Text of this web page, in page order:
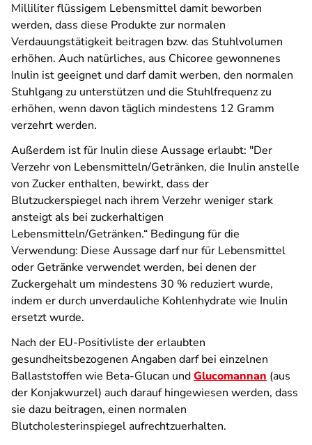
Milliliter flüssigem Lebensmittel damit beworben
werden, dass diese Produkte zur normalen
Verdauungstätigkeit beitragen bzw. das Stuhlvolumen
erhöhen. Auch natürliches, aus Chicoree gewonnenes
Inulin ist geeignet und darf damit werben, den normalen
Stuhlgang zu unterstützen und die Stuhlfrequenz zu
erhöhen, wenn davon täglich mindestens 12 Gramm
verzehrt werden.
Außerdem ist für Inulin diese Aussage erlaubt: "Der
Verzehr von Lebensmitteln/Getränken, die Inulin anstelle
von Zucker enthalten, bewirkt, dass der
Blutzuckerspiegel nach ihrem Verzehr weniger stark
ansteigt als bei zuckerhaltigen
Lebensmitteln/Getränken.“ Bedingung für die
Verwendung: Diese Aussage darf nur für Lebensmittel
oder Getränke verwendet werden, bei denen der
Zuckergehalt um mindestens 30 % reduziert wurde,
indem er durch unverdauliche Kohlenhydrate wie Inulin
ersetzt wurde.
Nach der EU-Positivliste der erlaubten
gesundheitsbezogenen Angaben darf bei einzelnen
Ballaststoffen wie Beta-Glucan undGlucomannan (aus
der Konjakwurzel) auch darauf hingewiesen werden, dass
sie dazu beitragen, einen normalen
Blutcholesterinspiegel aufrechtzuerhalten.